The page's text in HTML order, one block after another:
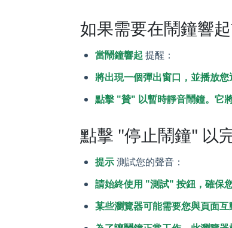
如果需要在鬧鐘響
當鬧鐘響起 提醒：
將出現一個彈出窗口，並播放您
點擊 "贊" 以暫時靜音鬧鐘。它
點擊 "停止鬧鐘" 以
提示測試您的聲音：
請始終使用 "測試" 按鈕，確保
某些瀏覽器可能需要您與頁面